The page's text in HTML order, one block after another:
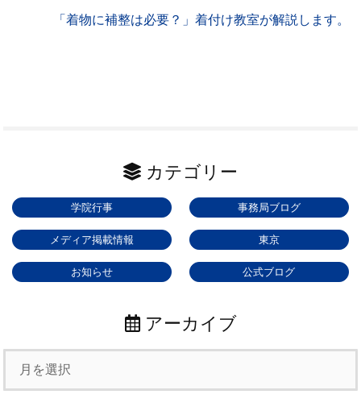
「着物に補整は必要？」着付け教室が解説します。
カテゴリー
学院行事 事務局ブログ
メディア掲載情報 東京
お知らせ 公式ブログ
アーカイブ